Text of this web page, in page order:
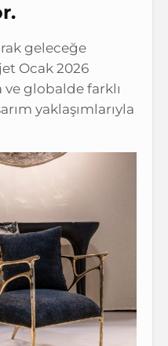
geleceğe
Ocak 2026
ve globalde farklı
yaklaşımlarıyla